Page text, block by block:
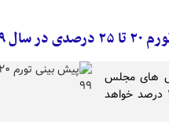
سال ۹۹
های مجلس
تورم در سال آینده بین ۲۰ تا ۲۵ درصد خواهد